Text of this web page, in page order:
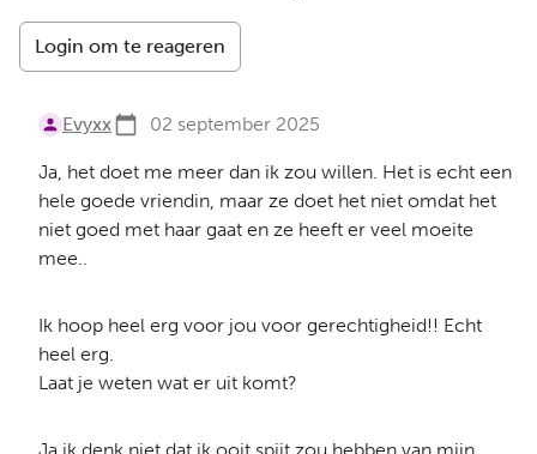
Login om te reageren
Evyxx 02 september 2025
Ja, het doet me meer dan ik zou willen. Het is echt een
hele goede vriendin, maar ze doet het niet omdat het
niet goed met haar gaat en ze heeft er veel moeite
mee..
Ik hoop heel erg voor jou voor gerechtigheid!! Echt
heel erg.
Laat je weten wat er uit komt?